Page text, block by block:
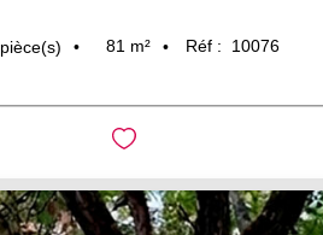
pièce(s) 81 m² Réf : 10076